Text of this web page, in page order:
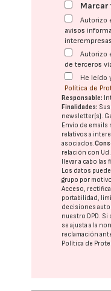
Marcar
Autorizo
avisos
Autorizo
de terceros
He leído
Política de
Responsable:
Finalidades:
newsletter(s).
Envío de
relativos a
asociados.
relación con
llevar a cabo
Los datos
grupo por
Acceso,
portabilidad,
decisiones
nuestro DPD. Si
se ajusta a la
reclamación
Política de